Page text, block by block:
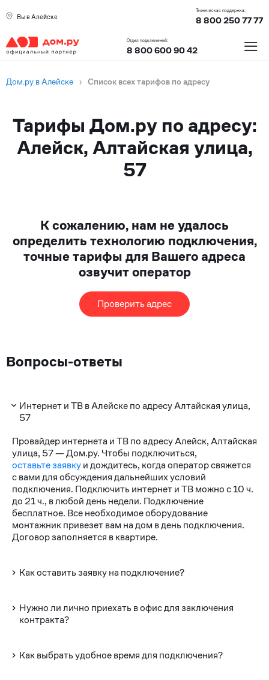
Вы в Алейске
Техническая поддержка:
8 800 250 77 77
Отдел подключений:
8 800 600 90 42 ≡
Дом.ру в Алейске › Список всех тарифов по адресу
Тарифы Дом.ру по адресу:
Алейск, Алтайская улица,
57
К сожалению, нам не удалось
определить технологию подключения,
точные тарифы для Вашего адреса
озвучит оператор
Проверить адрес
Вопросы-ответы
Интернет и ТВ в Алейске по адресу Алтайская улица,
57
Провайдер интернета и ТВ по адресу Алейск, Алтайская
улица, 57 — Дом.ру. Чтобы подключиться,
оставьте заявкуи дождитесь, когда оператор свяжется
с вами для обсуждения дальнейших условий
подключения. Подключить интернет и ТВ можно с 10 ч.
до 21 ч., в любой день недели. Подключение
бесплатное. Все необходимое оборудование
монтажник привезет вам на дом в день подключения.
Договор заполняется в квартире.
Как оставить заявку на подключение?
Нужно ли лично приехать в офис для заключения
контракта?
Как выбрать удобное время для подключения?